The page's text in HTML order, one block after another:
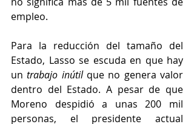
empleo.
Para la reducción del tamaño del
Estado, Lasso se escuda en que hay
un trabajo inútil que no genera valor
dentro del Estado. A pesar de que
Moreno despidió a unas 200 mil
personas, el presidente actual